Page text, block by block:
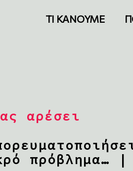
ΤΙ ΚΑΝΟΥΜΕ
αρέσει
πρόβλημα…